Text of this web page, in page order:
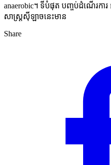
anaerobic។ ទីបំផុត បញ្ចប់ដំណើរកា
សាស្ត្រស៊ីឡាចនេះមាន
Share